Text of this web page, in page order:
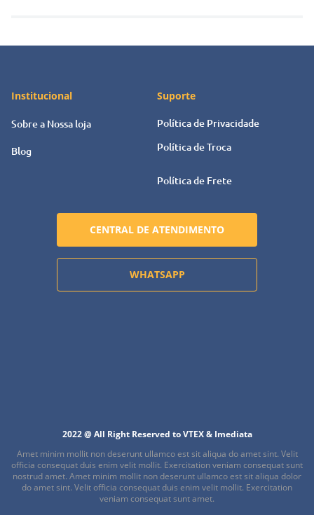
Institucional
Sobre a Nossa loja
Blog
Suporte
Política de Privacidade
Política de Troca
Política de Frete
CENTRAL DE ATENDIMENTO
WHATSAPP
2022 @ All Right Reserved to VTEX & Imediata
Amet minim mollit non deserunt ullamco est sit aliqua do amet sint. Velit
officia consequat duis enim velit mollit. Exercitation veniam consequat sunt
nostrud amet. Amet minim mollit non deserunt ullamco est sit aliqua dolor
do amet sint. Velit officia consequat duis enim velit mollit. Exercitation
veniam consequat sunt amet.